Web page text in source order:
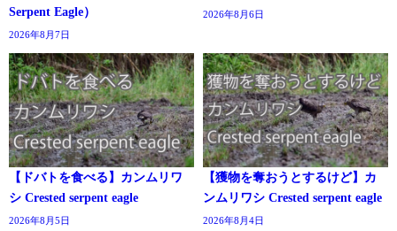
Serpent Eagle）
2026年8月7日
2026年8月6日
【ドバトを食べる】カンムリワ
シ Crested serpent eagle
2026年8月5日
【獲物を奪おうとするけど】カ
ンムリワシ Crested serpent eagle
2026年8月4日